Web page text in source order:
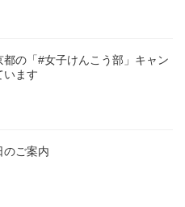
都の「#女子けんこう部」キャン
います
のご案内